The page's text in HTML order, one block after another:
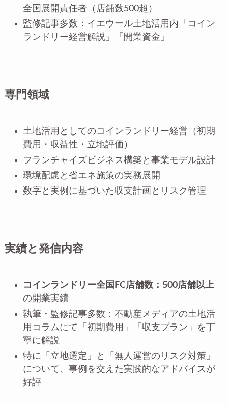
全国展開責任者（店舗数500超）
監修記事多数：イエウール土地活用内「コイン
ランドリー経営解説」「開業資金」
専門領域
土地活用としてのコインランドリー経営（初期
費用・収益性・立地評価）
フランチャイズビジネス構築と事業モデル設計
環境配慮と省エネ施策の実務展開
数字と実例に基づいた収支計画とリスク管理
実績と発信内容
コインランドリー全国FC店舗数：500店舗以上
の開業実績
執筆・監修記事多数：不動産メディアの土地活
用コラムにて「初期費用」「収支プラン」を丁
寧に解説
特に「立地選定」と「無人運営のリスク対策」
について、事例を交えた実践的なアドバイスが
好評